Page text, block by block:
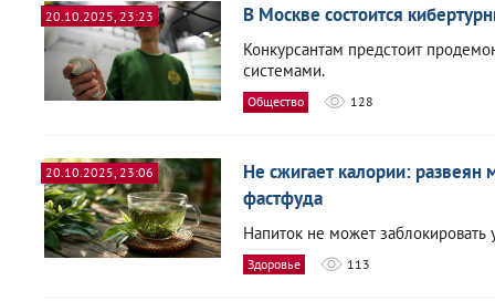
20.10.2025, 23:23 В Москве состоится
Конкурсантам предстоит
системами.
Общество 128
20.10.2025, 23:06
Не сжигает калории: развеян
фастфуда
Напиток не может заблокировать
Здоровье 113